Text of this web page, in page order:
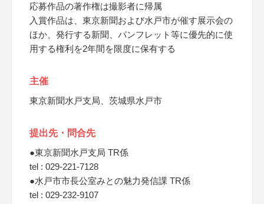
応募作品の著作権は撮影者に帰属
入賞作品は、東京新聞および水戸市が催す展示会の
ほか、発行する新聞、パンフレット等に優先的に使
用する権利を2年間を限度に保有する
主催
東京新聞水戸支局、茨城県水戸市
提出先・問合先
●東京新聞水戸支局 TR係
tel : 029-221-7128
●水戸市市長公室みとの魅力発信課 TR係
tel : 029-232-9107